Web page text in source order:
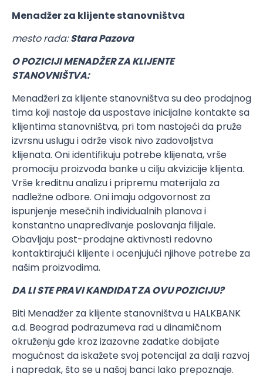
Menadžer za klijente stanovništva
mesto rada:Stara Pazova
O POZICIJI MENADŽER ZA KLIJENTE
STANOVNIŠTVA:
Menadžeri za klijente stanovništva su deo prodajnog
tima koji nastoje da uspostave inicijalne kontakte sa
klijentima stanovništva, pri tom nastojeći da pruže
izvrsnu uslugu i održe visok nivo zadovoljstva
klijenata. Oni identifikuju potrebe klijenata, vrše
promociju proizvoda banke u cilju akvizicije klijenta.
Vrše kreditnu analizu i pripremu materijala za
nadležne odbore. Oni imaju odgovornost za
ispunjenje mesečnih individualnih planova i
konstantno unapređivanje poslovanja filijale.
Obavljaju post-prodajne aktivnosti redovno
kontaktirajući klijente i ocenjujući njihove potrebe za
našim proizvodima.
DA LI STE PRAVI KANDIDAT ZA OVU POZICIJU?
Biti Menadžer za klijente stanovništva u HALKBANK
a.d. Beograd podrazumeva rad u dinamičnom
okruženju gde kroz izazovne zadatke dobijate
mogućnost da iskažete svoj potencijal za dalji razvoj
i napredak, što se u našoj banci lako prepoznaje.